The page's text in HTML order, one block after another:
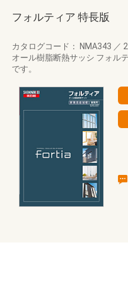
フォルティア 特長版
カタログコード： NMA343 ／
オール樹脂断熱サッシ フォル
です。